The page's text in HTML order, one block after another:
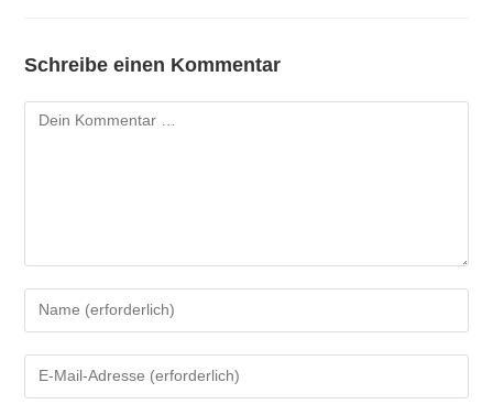
Schreibe einen Kommentar
Kommentar
Gib
deinen
Namen
oder
Gib
deine